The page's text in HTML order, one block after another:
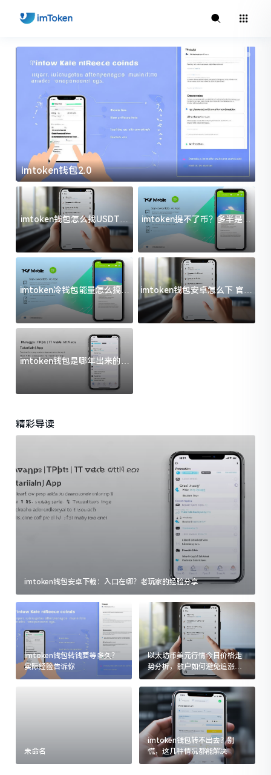
imtoken钱包2.0
imtoken钱包怎么找USDT地
址？三步搞定不踩坑
imtoken提不了币？多半是这
几件事没处理好
imtoken冷钱包能量怎么搞？
过来人告诉你门道
imtoken钱包安卓怎么下 官方
渠道避坑指南
imtoken钱包是哪年出来的？
一文给你说清楚
精彩导读
imtoken钱包安卓下载：入口在哪？老玩家的经验分享
imtoken钱包转钱要等多久？
实际经验告诉你
以太坊币美元行情今日价格走
势分析，散户如何避免追涨杀
跌被套牢
未命名
imtoken钱包转不出去？别
慌，这几种情况都能解决